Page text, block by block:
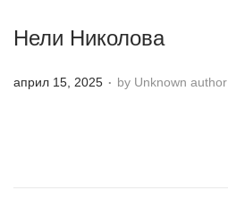
Нели Николова
P
април 15, 2025 . by Unknown author